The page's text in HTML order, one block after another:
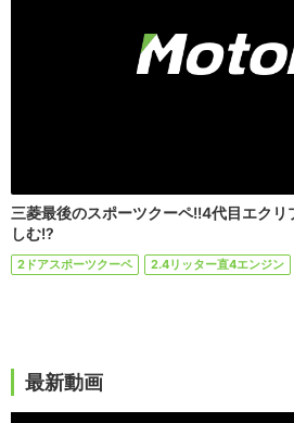
三菱最後のスポーツクーペ!!4代目エク
しむ!?
2ドアスポーツクーペ 2.4リッター直4エンジン
最新動画